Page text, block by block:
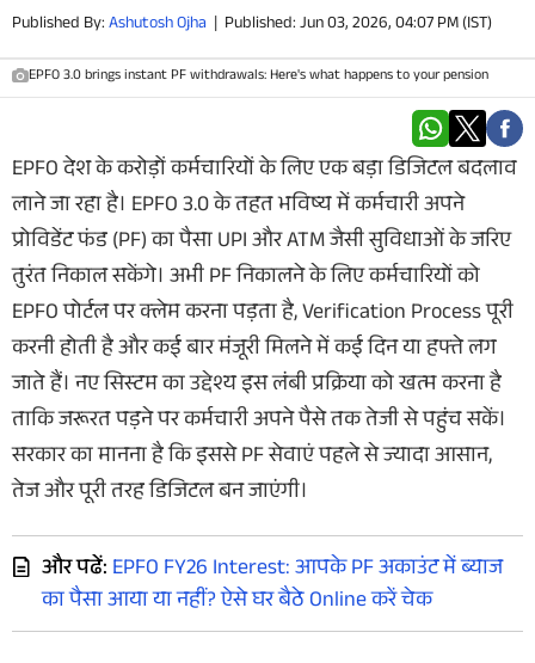
Published By:Ashutosh Ojha | Published: Jun 03, 2026, 04:07 PM (IST)
EPFO 3.0 brings instant PF withdrawals: Here's what happens to your pension
EPFO देश के करोड़ों कर्मचारियों के लिए एक बड़ा डिजिटल बदलाव
लाने जा रहा है। EPFO 3.0 के तहत भविष्य में कर्मचारी अपने
प्रोविडेंट फंड (PF) का पैसा UPI और ATM जैसी सुविधाओं के जरिए
तुरंत निकाल सकेंगे। अभी PF निकालने के लिए कर्मचारियों को
EPFO पोर्टल पर क्लेम करना पड़ता है, Verification Process पूरी
करनी होती है और कई बार मंजूरी मिलने में कई दिन या हफ्ते लग
जाते हैं। नए सिस्टम का उद्देश्य इस लंबी प्रक्रिया को खत्म करना है
ताकि जरूरत पड़ने पर कर्मचारी अपने पैसे तक तेजी से पहुंच सकें।
सरकार का मानना है कि इससे PF सेवाएं पहले से ज्यादा आसान,
तेज और पूरी तरह डिजिटल बन जाएंगी।
और पढें: EPFO FY26 Interest: आपके PF अकाउंट में ब्याज
का पैसा आया या नहीं? ऐसे घर बैठे Online करें चेक